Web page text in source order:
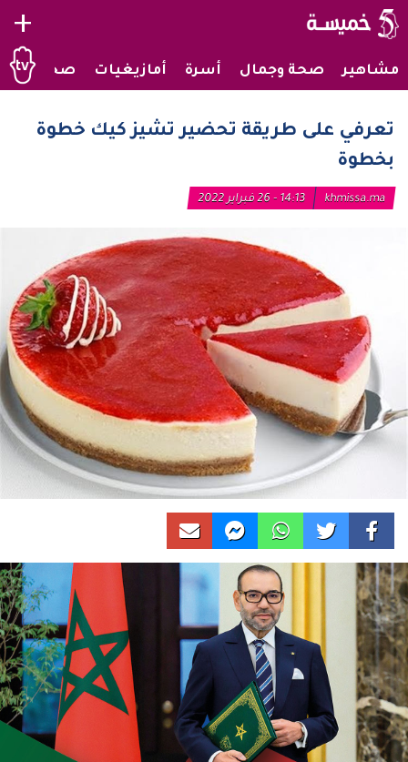
+
مشاهير صحة وجمال أسرة أمازيغيات صحراويات
تعرفي على طريقة تحضير تشيز كيك خطوة
بخطوة
khmissa.ma 14:13 - 26 فبراير 2022